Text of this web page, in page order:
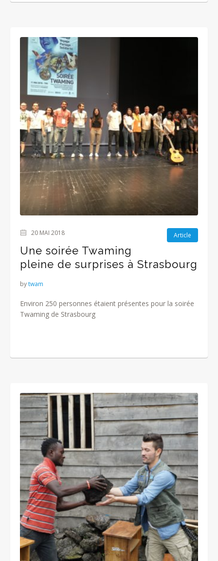
Article
20 MAI 2018
Une soirée Twaming
pleine de surprises à Strasbourg
bytwam
Environ 250 personnes étaient présentes pour la soirée
Twaming de Strasbourg